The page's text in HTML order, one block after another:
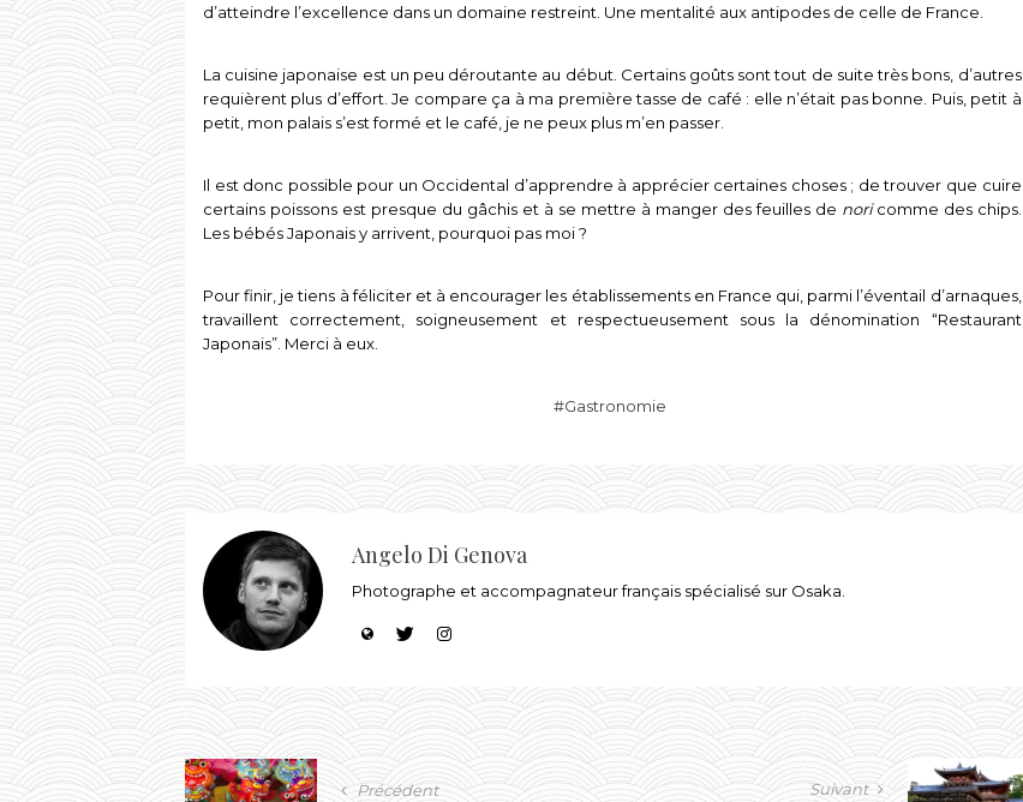
d’atteindre l’excellence dans un domaine restreint. Une mentalité aux antipodes de celle de France.
La cuisine japonaise est un peu déroutante au début. Certains goûts sont tout de suite très bons, d’autres
requièrent plus d’effort. Je compare ça à ma première tasse de café : elle n’était pas bonne. Puis, petit à
petit, mon palais s’est formé et le café, je ne peux plus m’en passer.
Il est donc possible pour un Occidental d’apprendre à apprécier certaines choses ; de trouver que cuire
certains poissons est presque du gâchis et à se mettre à manger des feuilles de noricomme des chips.
Les bébés Japonais y arrivent, pourquoi pas moi ?
Pour finir, je tiens à féliciter et à encourager les établissements en France qui, parmi l’éventail d’arnaques,
travaillent correctement, soigneusement et respectueusement sous la dénomination “Restaurant
Japonais”. Merci à eux.
Gastronomie
Angelo Di Genova
Photographe et accompagnateur français spécialisé sur Osaka.
Précédent Suivant